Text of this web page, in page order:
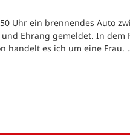
Uhr ein brennendes Auto
Ehrang gemeldet. In dem
handelt es ich um eine Frau.